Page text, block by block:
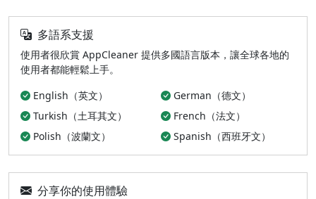
多語系支援
使用者很欣賞 AppCleaner 提供多國語言版本，讓全球各地的
使用者都能輕鬆上手。
English（英文）
German（德文）
Turkish（土耳其文）
French（法文）
Polish（波蘭文）
Spanish（西班牙文）
分享你的使用體驗